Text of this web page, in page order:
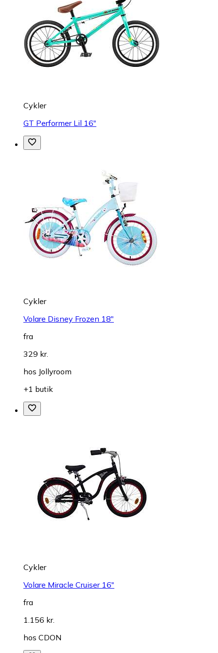
Cykler
GT Performer Lil 16"
Cykler
Volare Disney Frozen 18"
fra
329 kr.
hos Jollyroom
+1 butik
Cykler
Volare Miracle Cruiser 16"
fra
1.156 kr.
hos CDON